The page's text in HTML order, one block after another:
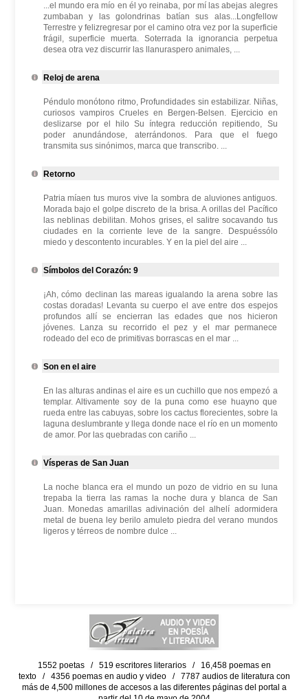
...el mundo era mío en él yo reinaba, por mí las abejas alegres
zumbaban y las golondrinas batían sus alas...Longfellow
Terrestre y felizregresar por el camino otra vez por la superficie
frágil, superficie muerta. Soterrada la ignorancia perpetua
desea otra vez discurrir las llanuraspero animales, ...
Reloj de arena
Péndulo monótono ritmo, Profundidades sin estabilizar. Niñas,
curiosos vampiros Crueles en Bergen-Belsen. Ejercicio en
deslizarse por el hilo Su íntegra reducción repitiendo, Su
poder anundándose, aterrándonos. Para que el fuego
transmita sus sinónimos, marca que transcribo. ...
Retorno
Patria míaen tus muros vive la sombra de aluviones antiguos.
Morada bajo el golpe discreto de la brisa. A orillas del Pacífico
las neblinas debilitan. Mohos grises, el salitre socavando tus
ciudades en la corriente leve de la sangre. Despuéssólo
miedo y descontento incurables. Y en la piel del aire ...
Símbolos del Corazón: 9
¡Ah, cómo declinan las mareas igualando la arena sobre las
costas doradas! Levanta su cuerpo el ave entre dos espejos
profundos allí se encierran las edades que nos hicieron
jóvenes. Lanza su recorrido el pez y el mar permanece
rodeado del eco de primitivas borrascas en el mar ...
Son en el aire
En las alturas andinas el aire es un cuchillo que nos empezó a
templar. Altivamente soy de la puna como ese huayno que
rueda entre las cabuyas, sobre los cactus florecientes, sobre la
laguna deslumbrante y llega donde nace el río en un momento
de amor. Por las quebradas con cariño ...
Vísperas de San Juan
La noche blanca era el mundo un pozo de vidrio en su luna
trepaba la tierra las ramas la noche dura y blanca de San
Juan. Monedas amarillas adivinación del alhelí adormidera
metal de buena ley berilo amuleto piedra del verano mundos
ligeros y térreos de nombre dulce ...
1552 poetas / 519 escritores literarios / 16,458 poemas en
texto / 4356 poemas en audio y video / 7787 audios de literatura con
más de 4,500 millones de accesos a las diferentes páginas del portal a